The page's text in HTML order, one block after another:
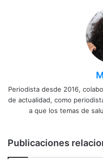
Periodista desde 2016,
de actualidad, como
a que los temas de
Publicaciones